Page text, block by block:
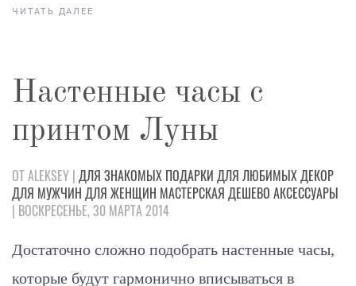
ЧИТАТЬ ДАЛЕЕ
Настенные часы с
принтом Луны
ОТ ALEKSEY | ДЛЯ ЗНАКОМЫХ ПОДАРКИ ДЛЯ ЛЮБИМЫХДЕКОР
ДЛЯ МУЖЧИН ДЛЯ ЖЕНЩИН МАСТЕРСКАЯ ДЕШЕВО АКСЕССУАРЫ
| ВОСКРЕСЕНЬЕ, 30 МАРТА 2014
Достаточно сложно подобрать настенные часы,
которые будут гармонично вписываться в